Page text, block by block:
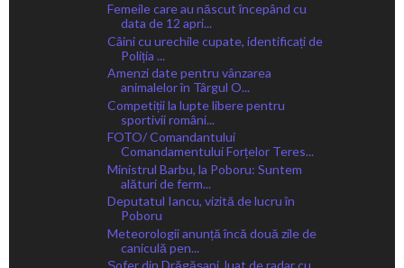
Femeile care au născut începând cu
data de 12 apri...
Câini cu urechile cupate, identificați de
Poliția ...
Amenzi date pentru vânzarea
animalelor în Târgul O...
Competiții la lupte libere pentru
sportivii români...
FOTO/ Comandantului
Comandamentului Forțelor Teres...
Ministrul Barbu, la Poboru: Suntem
alături de ferm...
Deputatul Iancu, vizită de lucru în
Poboru
Meteorologii anunță încă două zile de
caniculă pen...